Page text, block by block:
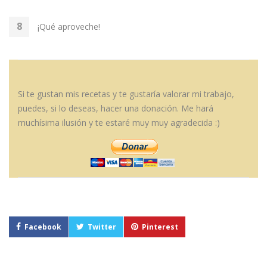
¡Qué aproveche!
Si te gustan mis recetas y te gustaría valorar mi trabajo,
puedes, si lo deseas, hacer una donación. Me hará
muchísima ilusión y te estaré muy muy agradecida :)
Facebook Twitter Pinterest